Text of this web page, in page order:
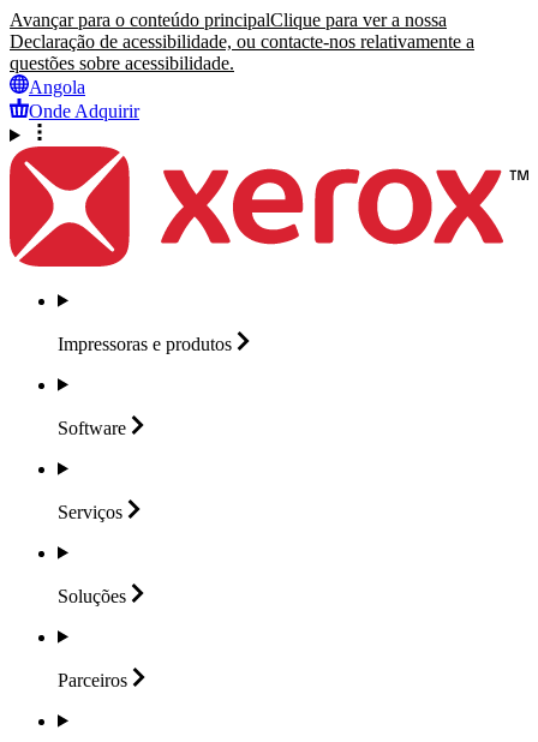
Avançar para o conteúdo principalClique para ver a nossa
Declaração de acessibilidade, ou contacte-nos relativamente a
questões sobre acessibilidade.
Angola
Onde Adquirir
Impressoras e produtos
Software
Serviços
Soluções
Parceiros